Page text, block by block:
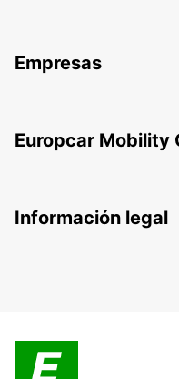
Empresas
Europcar Mobility
Información legal